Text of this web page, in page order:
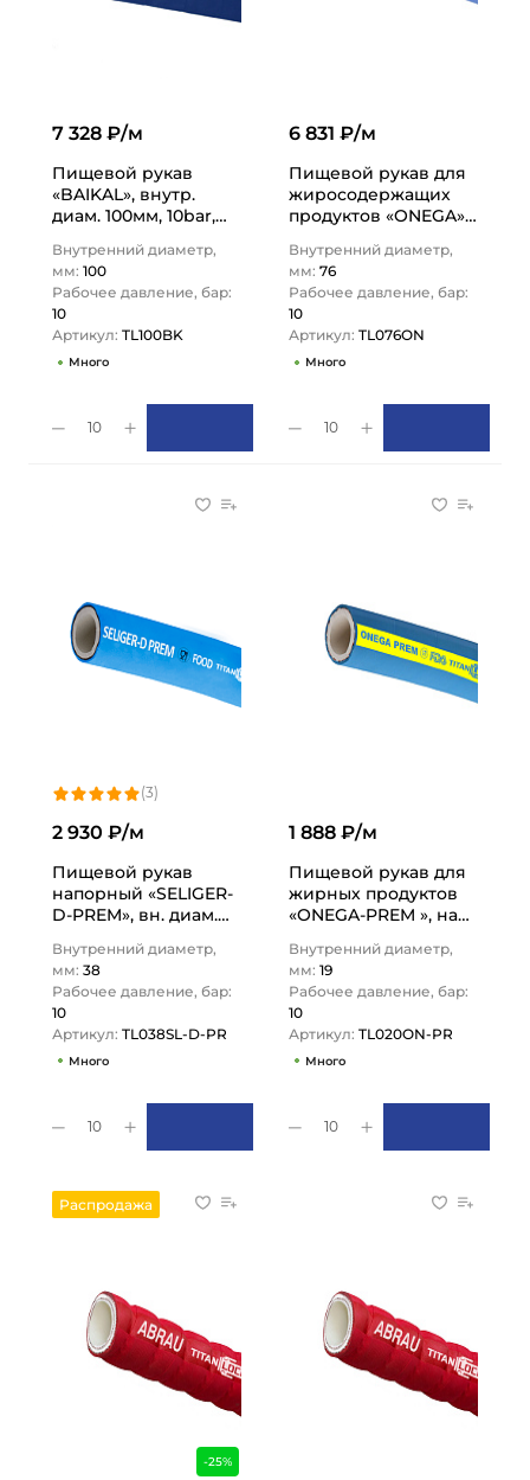
7 328 ₽/м
Пищевой рукав
«BAIKAL», внутр.
диам. 100мм, 10bar,
TL100BK TITAN…
Внутренний диаметр,
мм: 100
Рабочее давление, бар:
10
Артикул: TL100BK
Много
10
6 831 ₽/м
Пищевой рукав для
жиросодержащих
продуктов «ONEGA»,
76мм, 10bar, NBR,
TL076ON…
Внутренний диаметр,
мм: 76
Рабочее давление, бар:
10
Артикул: TL076ON
Много
10
(3)
2 930 ₽/м
Пищевой рукав
напорный «SELIGER-
D-PREM», вн. диам.
EPDM, TL038SL-D-PR
TITAN…
Внутренний диаметр,
мм: 38
Рабочее давление, бар:
10
Артикул: TL038SL-D-PR
Много
10
1 888 ₽/м
Пищевой рукав для
жирных продуктов
«ONEGA-PREM », нап/
10bar, NBR, TL020ON-
PR…
Внутренний диаметр,
мм: 19
Рабочее давление, бар:
10
Артикул: TL020ON-PR
Много
10
Распродажа
-25%